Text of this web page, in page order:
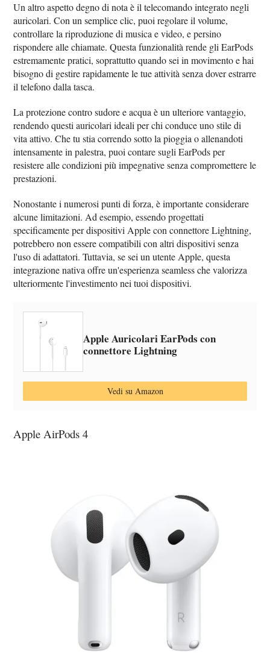
Un altro aspetto degno di nota è il telecomando integrato negli
auricolari. Con un semplice clic, puoi regolare il volume,
controllare la riproduzione di musica e video, e persino
rispondere alle chiamate. Questa funzionalità rende gli EarPods
estremamente pratici, soprattutto quando sei in movimento e hai
bisogno di gestire rapidamente le tue attività senza dover estrarre
il telefono dalla tasca.
La protezione contro sudore e acqua è un ulteriore vantaggio,
rendendo questi auricolari ideali per chi conduce uno stile di
vita attivo. Che tu stia correndo sotto la pioggia o allenandoti
intensamente in palestra, puoi contare sugli EarPods per
resistere alle condizioni più impegnative senza compromettere le
prestazioni.
Nonostante i numerosi punti di forza, è importante considerare
alcune limitazioni. Ad esempio, essendo progettati
specificamente per dispositivi Apple con connettore Lightning,
potrebbero non essere compatibili con altri dispositivi senza
l'uso di adattatori. Tuttavia, se sei un utente Apple, questa
integrazione nativa offre un'esperienza seamless che valorizza
ulteriormente l'investimento nei tuoi dispositivi.
Apple Auricolari EarPods con
connettore Lightning ​​​​​​​
Vedi su Amazon
Apple AirPods 4